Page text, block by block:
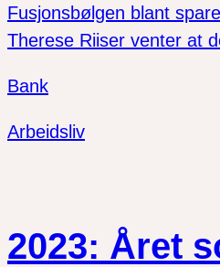
Fusjonsbølgen blant
Therese Riiser venter at
Bank
Arbeidsliv
2023: Året